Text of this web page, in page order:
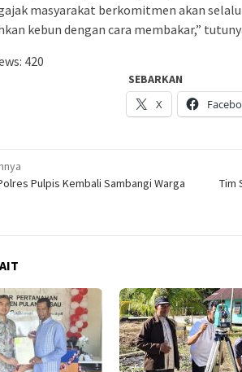
masyarakat berkomitmen akan
kebun dengan cara membakar,”
420
SEBARKAN
X
Pulpis Kembali Sambangi Warga
Tim